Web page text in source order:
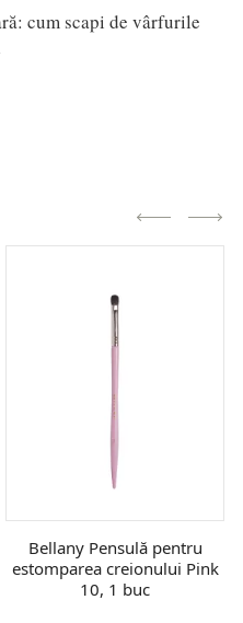
cum scapi de vârfurile
Bellany Pensulă pentru
estomparea creionului Pink
10, 1 buc